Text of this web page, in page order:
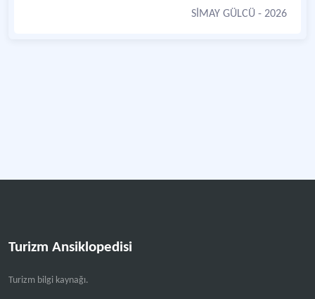
SİMAY GÜLCÜ - 2026
Turizm Ansiklopedisi
Turizm bilgi kaynağı.